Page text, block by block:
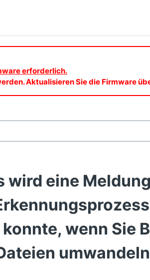
erforderlich.
Aktualisieren Sie die Firmware
wird eine
wenn Sie
umwandeln